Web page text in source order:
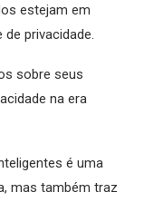
estejam em
privacidade.
sobre seus
na era
é uma
mas também traz